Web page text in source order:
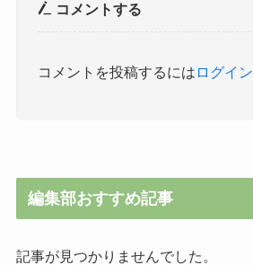
コメントする
コメントを投稿するには ログイン
編集部おすすめ記事
記事が見つかりませんでした。